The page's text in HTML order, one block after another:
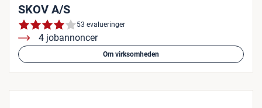
SKOV A/S
53 evalueringer
4 jobannoncer
Om virksomheden